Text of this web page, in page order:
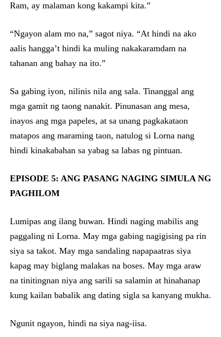
Ram, ay malaman kong kakampi kita.”
“Ngayon alam mo na,” sagot niya. “At hindi na ako
aalis hangga’t hindi ka muling nakakaramdam na
tahanan ang bahay na ito.”
Sa gabing iyon, nilinis nila ang sala. Tinanggal ang
mga gamit ng taong nanakit. Pinunasan ang mesa,
inayos ang mga papeles, at sa unang pagkakataon
matapos ang maraming taon, natulog si Lorna nang
hindi kinakabahan sa yabag sa labas ng pintuan.
EPISODE 5: ANG PASANG NAGING SIMULA NG
PAGHILOM
Lumipas ang ilang buwan. Hindi naging mabilis ang
paggaling ni Lorna. May mga gabing nagigising pa rin
siya sa takot. May mga sandaling napapaatras siya
kapag may biglang malakas na boses. May mga araw
na tinitingnan niya ang sarili sa salamin at hinahanap
kung kailan babalik ang dating sigla sa kanyang mukha.
Ngunit ngayon, hindi na siya nag-iisa.